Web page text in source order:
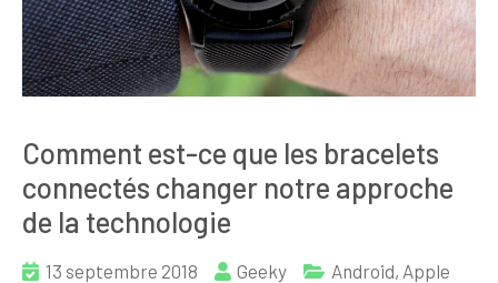
Comment est-ce que les bracelets
connectés changer notre approche
de la technologie
13 septembre 2018 Geeky Android, Apple